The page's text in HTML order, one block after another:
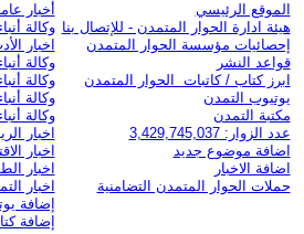
الموقع الرئيسي
هيئة ادارة الحوار المتمدن - للإتصال بنا
إحصائيات مؤسسة الحوار المتمدن
قواعد النشر
ابرز كتاب / كاتبات الحوار المتمدن
يوتيوب التمدن
مكتبة التمدن
عدد الزوار: 3,429,745,037
اضافة موضوع جديد
اضافة الاخبار
حملات الحوار المتمدن التضامنية
أخبار
وكالة
اخبار
وكالة
وكالة
وكالة
وكالة
اخبار
اخبار
اخبار
اخبار
إضافة
إضافة